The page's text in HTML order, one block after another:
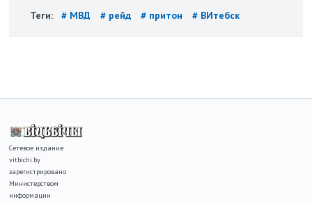
Теги: # МВД # рейд # притон # ВИтебск
Сетевое издание
vitbichi.by
зарегистрировано
Министерством
информации